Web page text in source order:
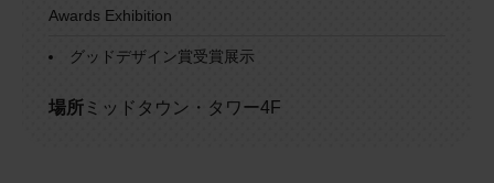
Awards Exhibition
グッドデザイン賞受賞展示
場所 ミッドタウン・タワー4F